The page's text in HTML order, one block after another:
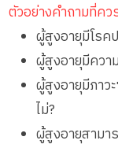
ตัวอย่างคำถามที่ค
ผู้สูงอายุมีโรค
ผู้สูงอายุมีควา
ผู้สูงอายุมีภาว
ไม่?
ผู้สูงอายุสามา